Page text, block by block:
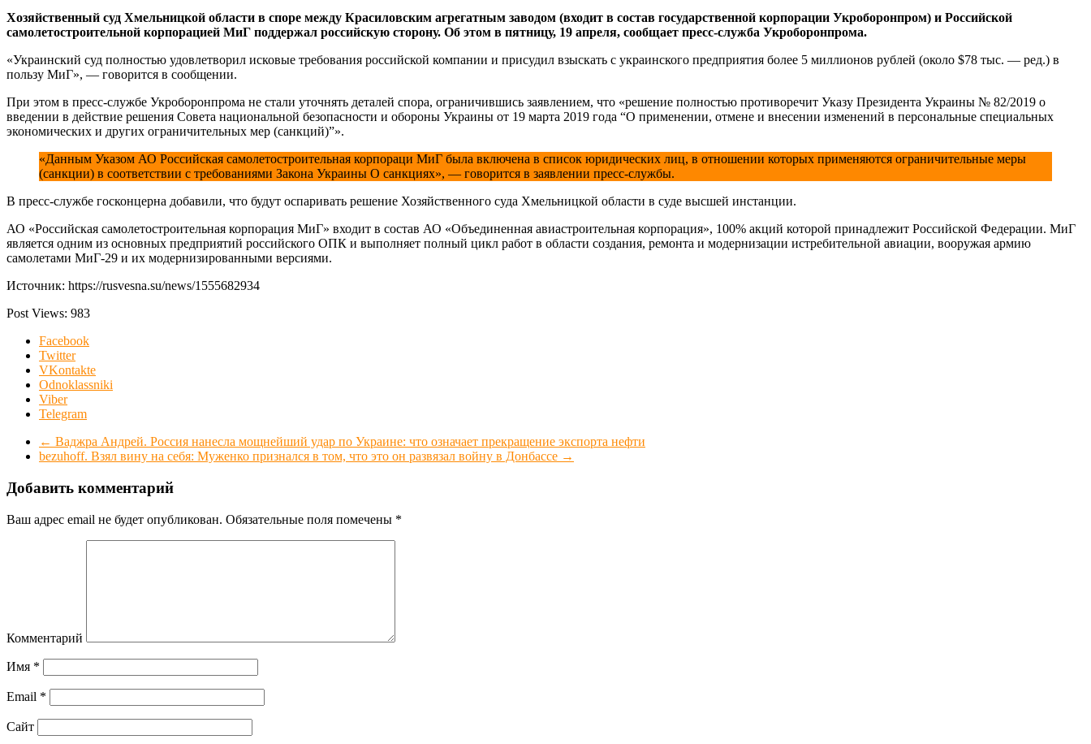
Хозяйственный суд Хмельницкой области в споре между Красиловским агрегатным заводом (входит в состав государственной корпорации Укроборонпром) и Российской
самолетостроительной корпорацией МиГ поддержал российскую сторону. Об этом в пятницу, 19 апреля, сообщает пресс-служба Укроборонпрома.
«Украинский суд полностью удовлетворил исковые требования российской компании и присудил взыскать с украинского предприятия более 5 миллионов рублей (около $78 тыс. — ред.) в
пользу МиГ», — говорится в сообщении.
При этом в пресс-службе Укроборонпрома не стали уточнять деталей спора, ограничившись заявлением, что «решение полностью противоречит Указу Президента Украины № 82/2019 о
введении в действие решения Совета национальной безопасности и обороны Украины от 19 марта 2019 года “О применении, отмене и внесении изменений в персональные специальных
экономических и других ограничительных мер (санкций)”».
«Данным Указом АО Российская самолетостроительная корпораци МиГ была включена в список юридических лиц, в отношении которых применяются ограничительные меры
(санкции) в соответствии с требованиями Закона Украины О санкциях», — говорится в заявлении пресс-службы.
В пресс-службе госконцерна добавили, что будут оспаривать решение Хозяйственного суда Хмельницкой области в суде высшей инстанции.
АО «Российская самолетостроительная корпорация МиГ» входит в состав АО «Объединенная авиастроительная корпорация», 100% акций которой принадлежит Российской Федерации. МиГ
является одним из основных предприятий российского ОПК и выполняет полный цикл работ в области создания, ремонта и модернизации истребительной авиации, вооружая армию
самолетами МиГ-29 и их модернизированными версиями.
Источник: https://rusvesna.su/news/1555682934
Post Views: 983
Facebook
Twitter
VKontakte
Odnoklassniki
Viber
Telegram
← Ваджра Андрей. Россия нанесла мощнейший удар по Украине: что означает прекращение экспорта нефти
bezuhoff. Взял вину на себя: Муженко признался в том, что это он развязал войну в Донбассе →
Добавить комментарий
Ваш адрес email не будет опубликован. Обязательные поля помечены *
Комментарий
Имя *
Email *
Сайт